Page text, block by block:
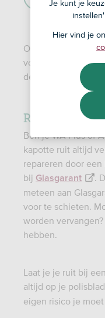
Op je polis staat
voorwaarden voor
de
voorwaarden
Ruit kapot?
Ben je WA Plus of
kapotte ruit altijd
repareren door
bij Glasgarant
.
meteen aan
voor te schieten.
worden
hebben.
Laat je je ruit bij
altijd op je
eigen risico je
Je kunt je
Hier vind je